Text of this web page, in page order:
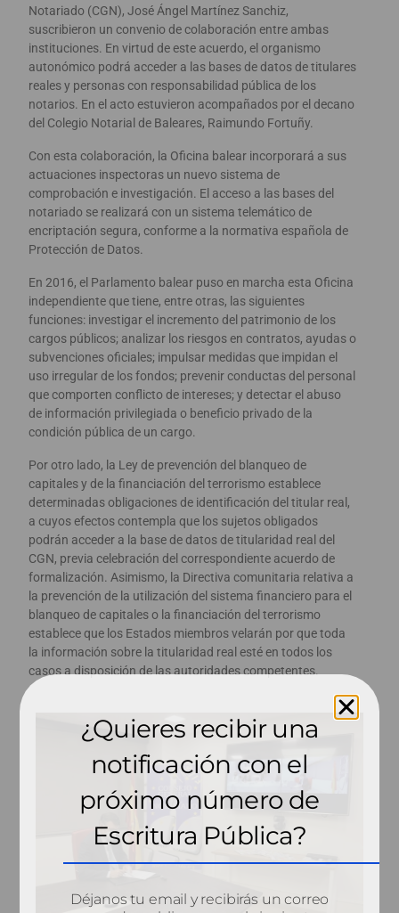
Notariado (CGN), José Ángel Martínez Sanchiz,
suscribieron un convenio de colaboración entre ambas
instituciones. En virtud de este acuerdo, el organismo
autonómico podrá acceder a las bases de datos de titulares
reales y personas con responsabilidad pública de los
notarios. En el acto estuvieron acompañados por el decano
del Colegio Notarial de Baleares, Raimundo Fortuñy.
Con esta colaboración, la Oficina balear incorporará a sus
actuaciones inspectoras un nuevo sistema de
comprobación e investigación. El acceso a las bases del
notariado se realizará con un sistema telemático de
encriptación segura, conforme a la normativa española de
Protección de Datos.
En 2016, el Parlamento balear puso en marcha esta Oficina
independiente que tiene, entre otras, las siguientes
funciones: investigar el incremento del patrimonio de los
cargos públicos; analizar los riesgos en contratos, ayudas o
subvenciones oficiales; impulsar medidas que impidan el
uso irregular de los fondos; prevenir conductas del personal
que comporten conflicto de intereses; y detectar el abuso
de información privilegiada o beneficio privado de la
condición pública de un cargo.
Por otro lado, la Ley de prevención del blanqueo de
capitales y de la financiación del terrorismo establece
determinadas obligaciones de identificación del titular real,
a cuyos efectos contempla que los sujetos obligados
podrán acceder a la base de datos de titularidad real del
CGN, previa celebración del correspondiente acuerdo de
formalización. Asimismo, la Directiva comunitaria relativa a
la prevención de la utilización del sistema financiero para el
blanqueo de capitales o la financiación del terrorismo
establece que los Estados miembros velarán por que toda
la información sobre la titularidad real esté en todos los
casos a disposición de las autoridades competentes.
¿Quieres recibir una
notificación con el
próximo número de
Escritura Pública?
Déjanos tu email y recibirás un correo